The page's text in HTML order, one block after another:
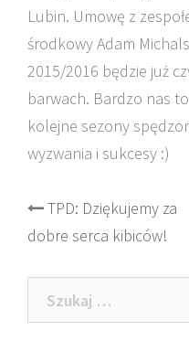
Lubin. Umowę z
środkowy Adam
2015/2016 będzie już
barwach. Bardzo nas
kolejne sezony
wyzwania i sukcesy :)
Post
navigation
TPD: Dziękujemy za
dobre serca kibiców!
Szukaj: